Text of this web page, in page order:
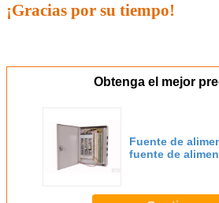
¡Gracias por su tiempo!
Obtenga el mejor
Fuente de
fuente de